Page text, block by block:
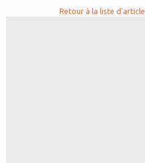
Retour à la liste d'article